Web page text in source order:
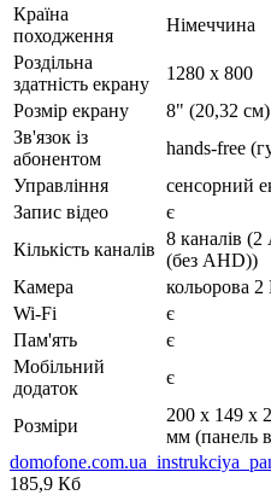
Країна
походження
Німеччина
Роздільна
здатність екрану
1280 х 800
Розмір екрану
8" (20,32 см)
Зв'язок із
абонентом
hands-free
Управління
сенсорний
Запис відео
є
Кількість каналів
8 каналів
(без AHD))
Камера
кольорова
Wi-Fi
є
Пам'ять
є
Мобільний
додаток
є
Розміри
200 х 149 х
мм (панель
185,9 Кб